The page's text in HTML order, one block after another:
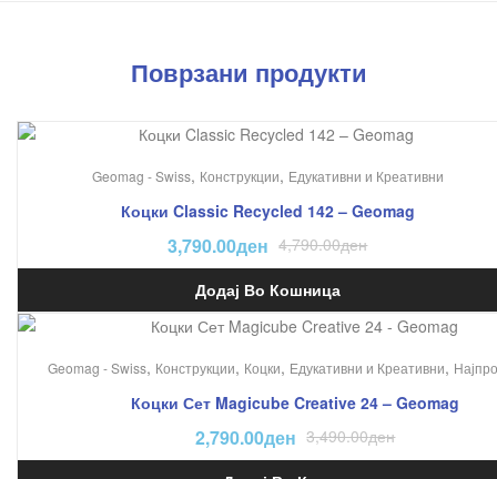
Поврзани продукти
Geomag - Swiss, Конструкции, Едукативни и Креативни
Коцки Classic Recycled 142 – Geomag
4,790.00ден
3,790.00ден
Додај Во Кошница
Geomag - Swiss, Конструкции, Коцки, Едукативни и Креативни,
Коцки Сет Magicube Creative 24 – Geomag
3,490.00ден
2,790.00ден